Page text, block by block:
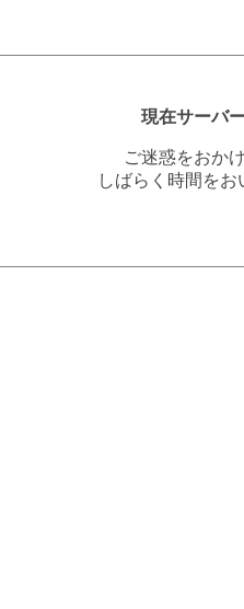
現在サーバ
ご迷惑をおか
しばらく時間を